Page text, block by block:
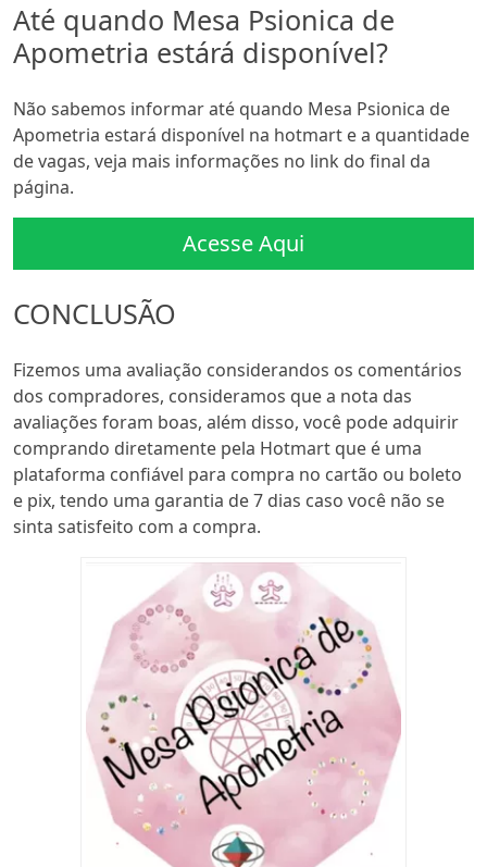
Até quando Mesa Psionica de
Apometria estárá disponível?
Não sabemos informar até quando Mesa Psionica de
Apometria estará disponível na hotmart e a quantidade
de vagas, veja mais informações no link do final da
página.
Acesse Aqui
CONCLUSÃO
Fizemos uma avaliação considerandos os comentários
dos compradores, consideramos que a nota das
avaliações foram boas, além disso, você pode adquirir
comprando diretamente pela Hotmart que é uma
plataforma confiável para compra no cartão ou boleto
e pix, tendo uma garantia de 7 dias caso você não se
sinta satisfeito com a compra.